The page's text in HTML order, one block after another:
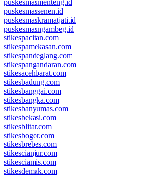
puskesmasmenteng.id
puskesmassenen.id
puskesmaskramatjati.id
puskesmasngambeg.id
stikespacitan.com
stikespamekasan.com
stikespandeglang.com
stikespangandaran.com
stikesacehbarat.com
stikesbadung.com
stikesbanggai.com
stikesbangka.com
stikesbanyumas.com
stikesbekasi.com
stikesblitar.com
stikesbogor.com
stikesbrebes.com
stikescianjur.com
stikesciamis.com
stikesdemak.com